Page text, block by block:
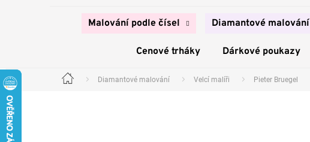
Malování podle čísel Diamantové malování
Cenové trháky Dárkové poukazy
Domů Diamantové malování Velcí malíři Pieter Bruegel